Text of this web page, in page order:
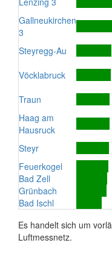
Gallneukirchen
3
Steyregg-Au
Vöcklabruck
Traun
Haag am
Hausruck
Steyr
Feuerkogel
Bad Zell
Grünbach
Bad Ischl
Es handelt sich um
Luftmessnetz.